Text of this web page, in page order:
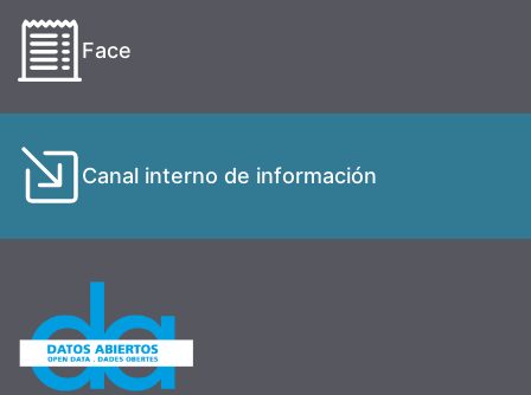
Face
Canal interno de información